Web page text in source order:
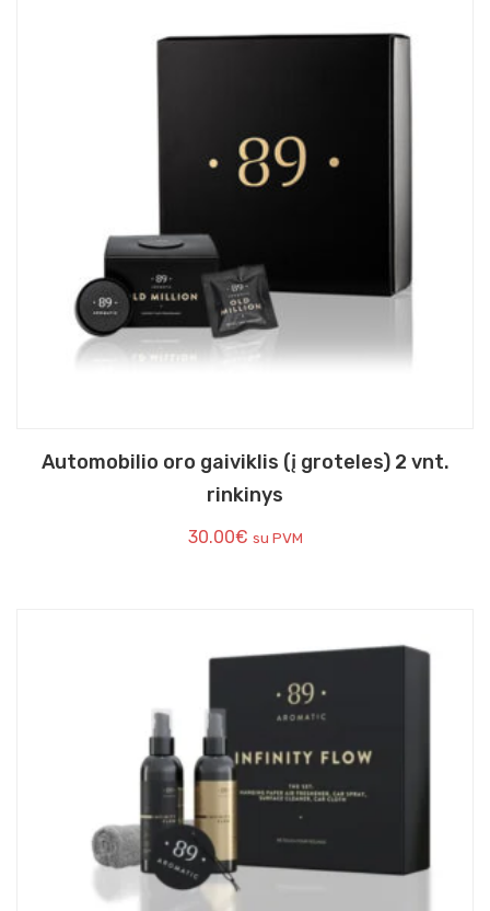
Automobilio oro gaiviklis (į groteles) 2 vnt.
rinkinys
30.00€ su PVM